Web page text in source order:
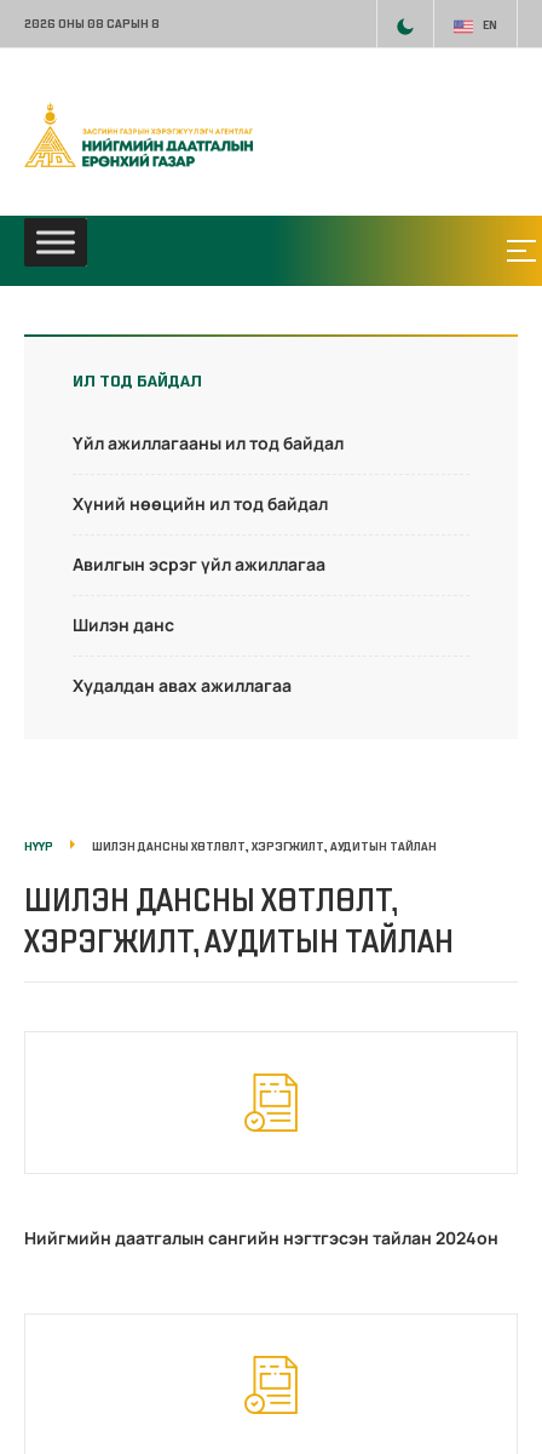
2026 ОНЫ 08 САРЫН 8 EN
ИЛ ТОД БАЙДАЛ
Үйл ажиллагааны ил тод байдал
Хүний нөөцийн ил тод байдал
Авилгын эсрэг үйл ажиллагаа
Шилэн данс
Худалдан авах ажиллагаа
НҮҮР ШИЛЭН ДАНСНЫ ХӨТЛӨЛТ, ХЭРЭГЖИЛТ, АУДИТЫН ТАЙЛАН
ШИЛЭН ДАНСНЫ ХӨТЛӨЛТ,
ХЭРЭГЖИЛТ, АУДИТЫН ТАЙЛАН
Нийгмийн даатгалын сангийн нэгтгэсэн тайлан 2024он